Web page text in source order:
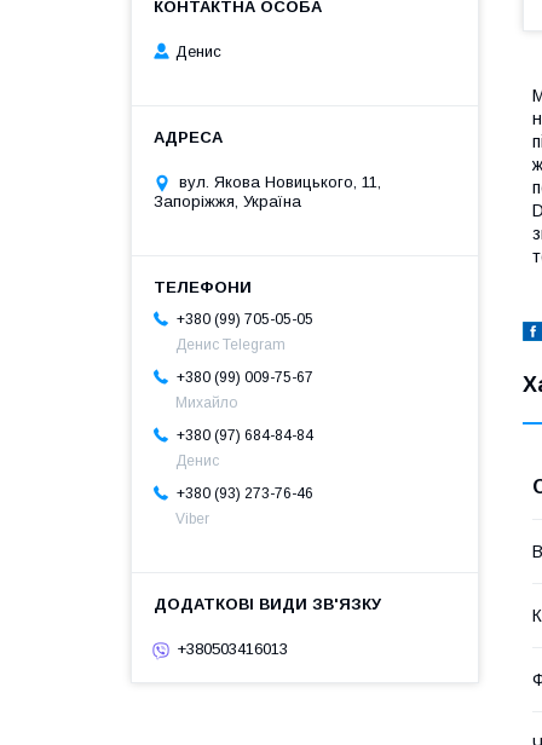
Денис
вул. Якова Новицького, 11,
Запоріжжя, Україна
+380 (99) 705-05-05
Денис Telegram
+380 (99) 009-75-67
Михайло
+380 (97) 684-84-84
Денис
+380 (93) 273-76-46
Viber
+380503416013